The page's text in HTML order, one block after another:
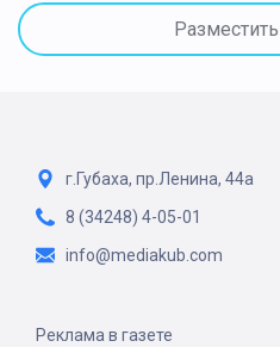
г.Губаха, пр.Ленина, 44а
8 (34248) 4-05-01
info@mediakub.com
Реклама в газете